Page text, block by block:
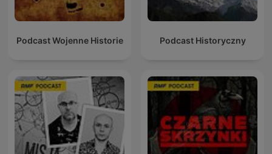
Podcast Wojenne Historie Podcast Historyczny